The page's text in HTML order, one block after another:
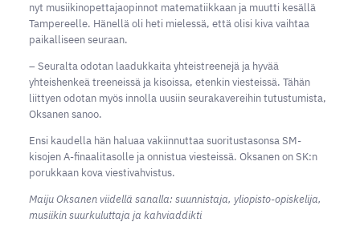
nyt musiikinopettajaopinnot matematiikkaan ja muutti kesällä
Tampereelle. Hänellä oli heti mielessä, että olisi kiva vaihtaa
paikalliseen seuraan.
– Seuralta odotan laadukkaita yhteistreenejä ja hyvää
yhteishenkeä treeneissä ja kisoissa, etenkin viesteissä. Tähän
liittyen odotan myös innolla uusiin seurakavereihin tutustumista,
Oksanen sanoo.
Ensi kaudella hän haluaa vakiinnuttaa suoritustasonsa SM-
kisojen A-finaalitasolle ja onnistua viesteissä. Oksanen on SK:n
porukkaan kova viestivahvistus.
Maiju Oksanen viidellä sanalla: suunnistaja, yliopisto-opiskelija,
musiikin suurkuluttaja ja kahviaddikti